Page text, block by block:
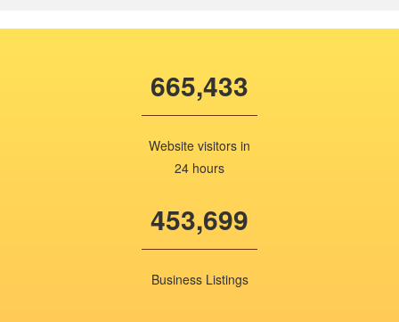
665,433
Website visitors in
24 hours
453,699
Business Listings